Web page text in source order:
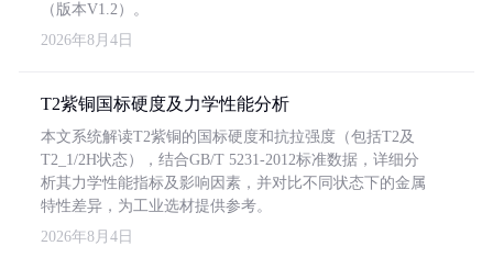
（版本V1.2）。
2026年8月4日
T2紫铜国标硬度及力学性能分析
本文系统解读T2紫铜的国标硬度和抗拉强度（包括T2及
T2_1/2H状态），结合GB/T 5231-2012标准数据，详细分
析其力学性能指标及影响因素，并对比不同状态下的金属
特性差异，为工业选材提供参考。
2026年8月4日